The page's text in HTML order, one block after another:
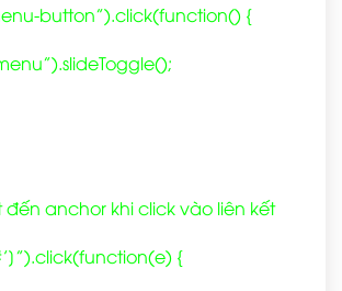
button”).click(function() {
anchor khi click vào liên kết
{